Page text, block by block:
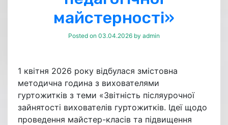
майстерності»
Posted on 03.04.2026 by admin
1 квітня 2026 року відбулася змістовна
методична година з вихователями
гуртожитків з теми «Звітність післяурочної
зайнятості вихователів гуртожитків. Ідеї щодо
проведення майстер-класів та підвищення